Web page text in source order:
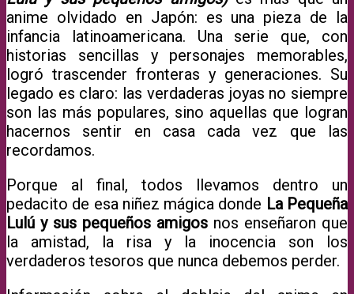
anime olvidado en Japón: es una pieza de la
infancia latinoamericana. Una serie que, con
historias sencillas y personajes memorables,
logró trascender fronteras y generaciones. Su
legado es claro: las verdaderas joyas no siempre
son las más populares, sino aquellas que logran
hacernos sentir en casa cada vez que las
recordamos.
Porque al final, todos llevamos dentro un
pedacito de esa niñez mágica donde La Pequeña
Lulú y sus pequeños amigos nos enseñaron que
la amistad, la risa y la inocencia son los
verdaderos tesoros que nunca debemos perder.